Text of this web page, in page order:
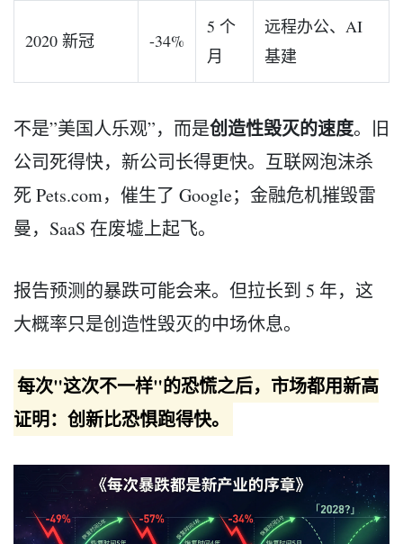
2020 新冠 -34%
5 个
月
远程办公、AI
基建
不是”美国人乐观”，而是创造性毁灭的速度。旧
公司死得快，新公司长得更快。互联网泡沫杀
死 Pets.com，催生了 Google；金融危机摧毁雷
曼，SaaS 在废墟上起飞。
报告预测的暴跌可能会来。但拉长到 5 年，这
大概率只是创造性毁灭的中场休息。
每次"这次不一样"的恐慌之后，市场都用新高
证明：创新比恐惧跑得快。